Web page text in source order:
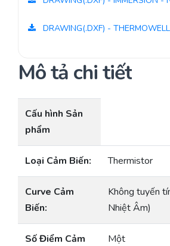
DRAWING(.DXF) -
Mô tả chi tiết
Cấu hình Sản
phẩm
Loại Cảm Biến: Thermistor
Curve Cảm
Biến:
Không tuyến
Nhiệt Âm)
Số Điểm Cảm
Một